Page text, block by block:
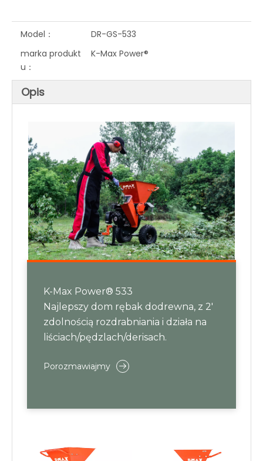
Model：
DR-GS-533
marka produkt
u：
K-Max Power®
Opis
K-Max Power® 533
Najlepszy dom rębak dodrewna, z 2'
zdolnością rozdrabniania i działa na
liściach/pędzlach/derisach.
Porozmawiajmy